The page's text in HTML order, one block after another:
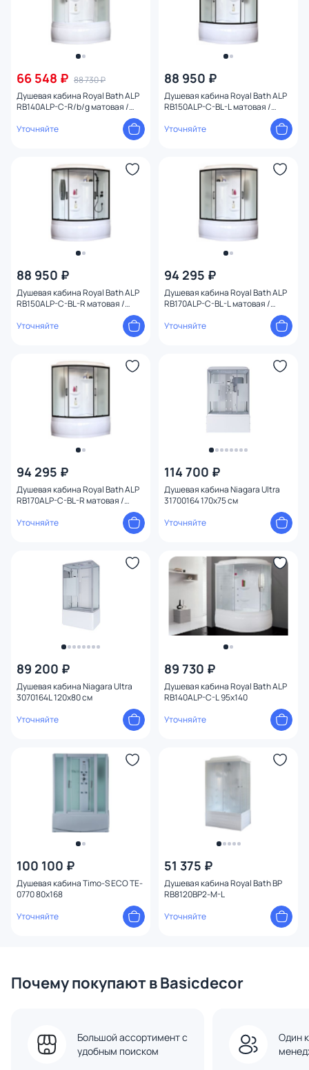
66 548 ₽ 88 730 ₽
Душевая кабина Royal Bath ALP
RB140ALP-C-R/b/g матовая /
Уточняйте
88 950 ₽
Душевая кабина Royal Bath ALP
RB150ALP-C-BL-L матовая /
Уточняйте
88 950 ₽
Душевая кабина Royal Bath ALP
RB150ALP-C-BL-R матовая /
Уточняйте
94 295 ₽
Душевая кабина Royal Bath ALP
RB170ALP-C-BL-L матовая /
Уточняйте
94 295 ₽
Душевая кабина Royal Bath ALP
RB170ALP-C-BL-R матовая /
Уточняйте
114 700 ₽
Душевая кабина Niagara Ultra
31700164 170x75 см
Уточняйте
89 200 ₽
Душевая кабина Niagara Ultra
3070164L 120x80 см
Уточняйте
89 730 ₽
Душевая кабина Royal Bath ALP
RB140ALP-C-L 95x140
Уточняйте
100 100 ₽
Душевая кабина Timo-S ECO TE-
0770 80x168
Уточняйте
51 375 ₽
Душевая кабина Royal Bath BP
RB8120BP2-M-L
Уточняйте
Почему покупают в Basicdecor
Большой ассортимент с
удобным поиском
Один